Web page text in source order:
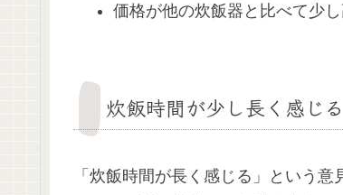
価格が他の炊飯器と比べて少
炊飯時間が少し長く感じる
「炊飯時間が長く感じる」という